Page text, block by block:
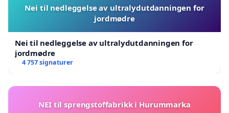
Nei til nedleggelse av ultralydutdanningen for
jordmødre
Nei til nedleggelse av ultralydutdanningen for
jordmødre
4 757 signaturer
NEI til sprengstoffabrikk i Hurummarka